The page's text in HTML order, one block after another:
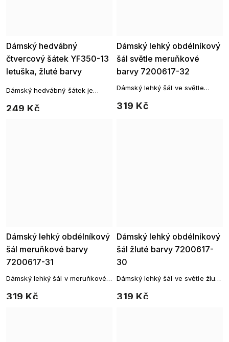
Dámský hedvábný
čtvercový šátek YF350-13
letuška, žluté barvy
249 Kč
Dámský hedvábný šátek je
ho uvázat kolem krku na mnoho
Dámský lehký obdélníkový
šál světle meruňkové
barvy 7200617-32
319 Kč
Dámský lehký šál ve světle
Dámský lehký obdélníkový
šál meruňkové barvy
7200617-31
319 Kč
Dámský lehký šál v meruňkové
Dámský lehký obdélníkový
šál žluté barvy 7200617-
30
319 Kč
Dámský lehký šál ve světle žluté